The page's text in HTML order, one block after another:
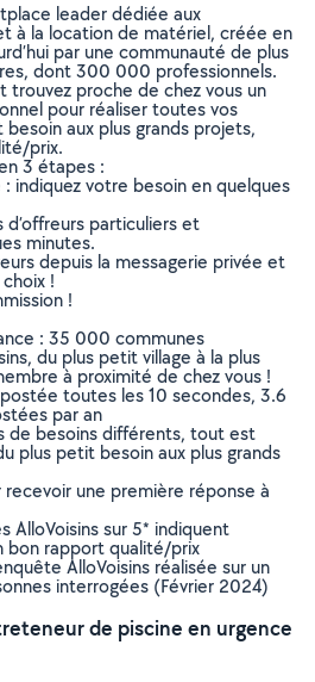
leader dédiée aux
à la location de matériel, créée en
par une communauté de plus
dont 300 000 professionnels.
trouvez proche de chez vous un
pour réaliser toutes vos
aux plus grands projets,
prix.
3 étapes :
indiquez votre besoin en quelques
d’offreurs particuliers et
minutes.
depuis la messagerie privée et
!
!
: 35 000 communes
du plus petit village à la plus
à proximité de chez vous !
toutes les 10 secondes, 3.6
par an
de besoins différents, tout est
plus petit besoin aux plus grands
une première réponse à
AlloVoisins sur 5* indiquent
bon rapport qualité/prix
AlloVoisins réalisée sur un
interrogées (Février 2024)
de piscine en urgence